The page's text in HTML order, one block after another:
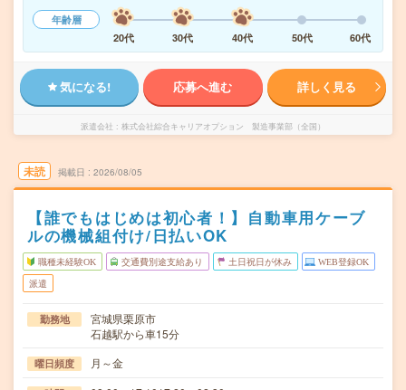
年齢層
20代
30代 40代 50代 60代
気になる! 応募へ進む 詳しく見る
派遣会社 株式会社綜合キャリアオプション 製造事業部（全国）
未読 掲載日 2026/08/05
【誰でもはじめは初心者！】自動車用ケーブ
ルの機械組付け/日払いOK
職種未経験OK 交通費別途支給あり 土日祝日が休み WEB登録OK
派遣
勤務地
宮城県栗原市
石越駅から車15分
曜日頻度 月～金